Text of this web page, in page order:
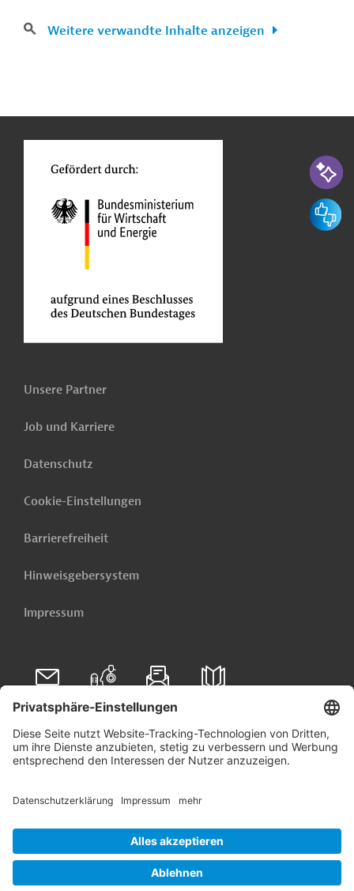
Weitere verwandte Inhalte anzeigen
Unsere Partner
Job und Karriere
Datenschutz
Cookie-Einstellungen
Barrierefreiheit
Hinweisgebersystem
Impressum
Folgen Sie uns auf
Linkedin
© 2026 Germany Trade & Invest
KI-